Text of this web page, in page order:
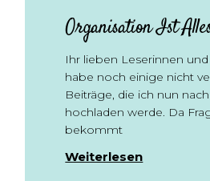
Organisation Ist
Ihr lieben Leserinnen
habe noch einige nicht
Beiträge, die ich nun
hochladen werde. Da
bekommt
Weiterlesen